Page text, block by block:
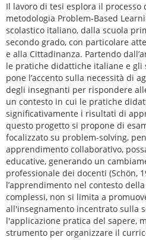
Il lavoro di tesi esplora il
metodologia Problem-Based
scolastico italiano, dalla scuola
secondo grado, con particolare
e alla Cittadinanza. Partendo
le pratiche didattiche italiane e gli
pone l’accento sulla necessità di
degli insegnanti per rispondere
un contesto in cui le pratiche
significativamente i risultati di
questo progetto si propone di
focalizzato su problem-solving,
apprendimento collaborativo,
educative, generando un
professionale dei docenti (Schön,
l’apprendimento nel contesto
complessi, non si limita a
all'insegnamento incentrato sulla
l'applicazione pratica del sapere,
strumento per organizzare il